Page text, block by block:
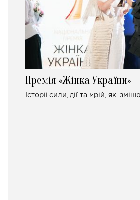
Премія «Жінка України»
Історії сили, дії та мрій, які